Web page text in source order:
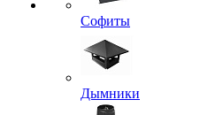
Софиты
Дымники